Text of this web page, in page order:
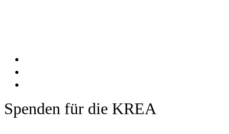
Spenden für die KREA